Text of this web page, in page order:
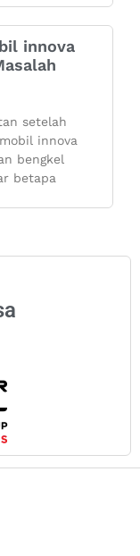
innova
setelah
innova
bengkel
betapa